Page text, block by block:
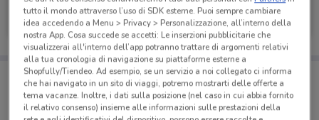
Lidl
Scade mercoledì 1.4 km
Porta DoveConviene sempre con te!
Puoi trovare le migliori offerte dei negozi vicino a te,
salvarle e creare la tua lista del risparmio, comodamente
dal tuo cellulare.
tutto il mondo attraverso l’uso di SDK esterne. Puoi sempre cambiare
idea accedendo a Menu > Privacy > Personalizzazione, all’interno della
nostra App. Cosa succede se accetti: Le inserzioni pubblicitarie che
visualizzerai all'interno dell’app potranno trattare di argomenti relativi
alla tua cronologia di navigazione su piattaforme esterne a
Shopfully/Tiendeo. Ad esempio, se un servizio a noi collegato ci informa
che hai navigato in un sito di viaggi, potremo mostrarti delle offerte a
tema vacanze. Inoltre, i dati sulla posizione (nel caso in cui abbia fornito
il relativo consenso) insieme alle informazioni sulle prestazioni della